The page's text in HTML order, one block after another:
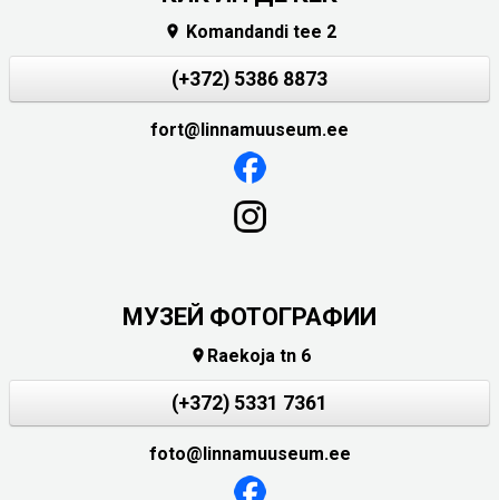
 Komandandi tee 2
(+372) 5386 8873
fort@linnamuuseum.ee
МУЗЕЙ ФОТОГРАФИИ
 Raekoja tn 6
(+372) 5331 7361
foto@linnamuuseum.ee